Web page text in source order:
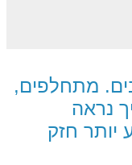
מתחלפים,
נראה
יותר חזק